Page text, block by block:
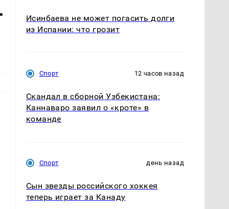
Исинбаева не может погасить долги
из Испании: что грозит
Спорт 12 часов назад
Скандал в сборной Узбекистана:
Каннаваро заявил о «кроте» в
команде
Спорт день назад
Сын звезды российского хоккея
теперь играет за Канаду